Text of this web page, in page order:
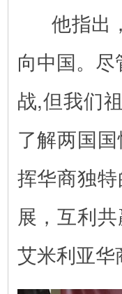
他指出，
向中国。
战,但我们
了解两国
挥华商独
展，互利
艾米利亚